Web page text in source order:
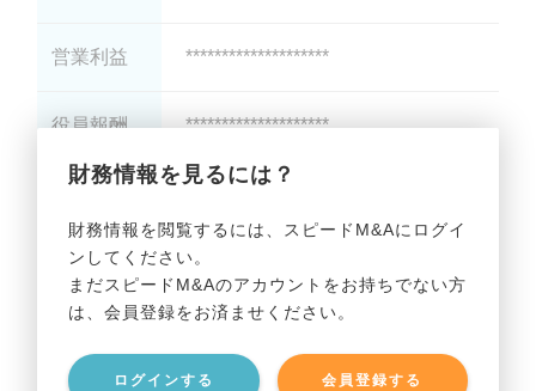
財務情報を見るには？
財務情報を閲覧するには、スピードM&Aにログイ
ンしてください。
まだスピードM&Aのアカウントをお持ちでない方
は、会員登録をお済ませください。
ログインする 会員登録する
営業利益 ********************
役員報酬 ********************
貸借対照表（B/S）
総資産 ********************